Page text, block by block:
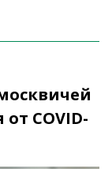
COVID-